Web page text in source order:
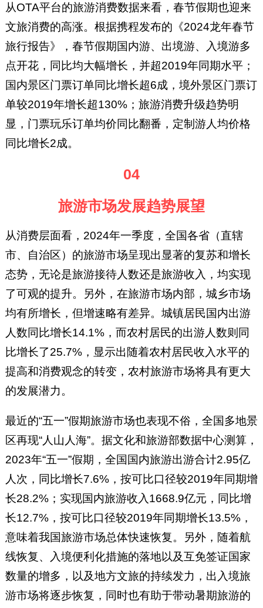
从OTA平台的旅游消费数据来看，春节假期也迎来
文旅消费的高涨。根据携程发布的《2024龙年春节
旅行报告》，春节假期国内游、出境游、入境游多
点开花，同比均大幅增长，并超2019年同期水平；
国内景区门票订单同比增长超6成，境外景区门票订
单较2019年增长超130%；旅游消费升级趋势明
显，门票玩乐订单均价同比翻番，定制游人均价格
同比增长2成。
04
旅游市场发展趋势展望
从消费层面看，2024年一季度，全国各省（直辖
市、自治区）的旅游市场呈现出显著的复苏和增长
态势，无论是旅游接待人数还是旅游收入，均实现
了可观的提升。另外，在旅游市场内部，城乡市场
均有所增长，但增速略有差异。城镇居民国内出游
人数同比增长14.1%，而农村居民的出游人数则同
比增长了25.7%，显示出随着农村居民收入水平的
提高和消费观念的转变，农村旅游市场将具有更大
的发展潜力。
最近的“五一”假期旅游市场也表现不俗，全国多地景
区再现“人山人海”。据文化和旅游部数据中心测算，
2023年“五一”假期，全国国内旅游出游合计2.95亿
人次，同比增长7.6%，按可比口径较2019年同期增
长28.2%；实现国内旅游收入1668.9亿元，同比增
长12.7%，按可比口径较2019年同期增长13.5%，
意味着我国旅游市场总体快速恢复。另外，随着航
线恢复、入境便利化措施的落地以及互免签证国家
数量的增多，以及地方文旅的持续发力，出入境旅
游市场将逐步恢复，同时也有助于带动暑期旅游的